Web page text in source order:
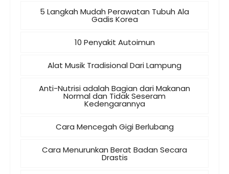
5 Langkah Mudah Perawatan Tubuh Ala
Gadis Korea
10 Penyakit Autoimun
Alat Musik Tradisional Dari Lampung
Anti-Nutrisi adalah Bagian dari Makanan
Normal dan Tidak Seseram
Kedengarannya
Cara Mencegah Gigi Berlubang
Cara Menurunkan Berat Badan Secara
Drastis